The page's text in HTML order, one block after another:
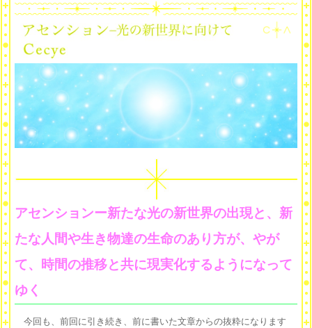
アセンションー新たな光の新世界の出現と、新
たな人間や生き物達の生命のあり方が、やが
て、時間の推移と共に現実化するようになって
ゆく
今回も、前回に引き続き、前に書いた文章からの抜粋になります